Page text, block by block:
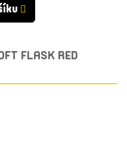
FLASK RED